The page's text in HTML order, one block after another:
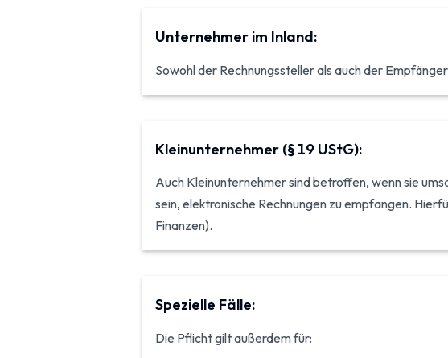
Unternehmer im Inland:
Sowohl der Rechnungssteller als auch der
Kleinunternehmer (§ 19 UStG):
Auch Kleinunternehmer sind betroffen, wenn sie
sein, elektronische Rechnungen zu empfangen.
Finanzen).
Spezielle Fälle:
Die Pflicht gilt außerdem für: